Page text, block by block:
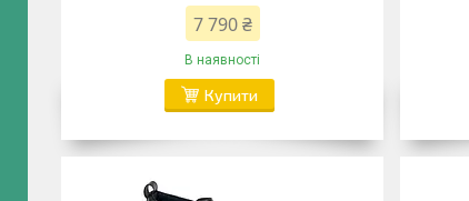
7 790 ₴
В наявності
Купити